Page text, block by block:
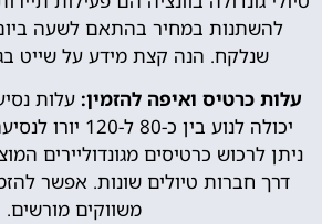
להשתנות במחיר בהתאם לשעה
שנלקח. הנה קצת מידע על שייט
עלות כרטיס ואיפה להזמין: עלות
ניתן לרכוש כרטיסים מגונדוליירים
דרך חברות טיולים שונות. אפשר
משווקים מורשים.